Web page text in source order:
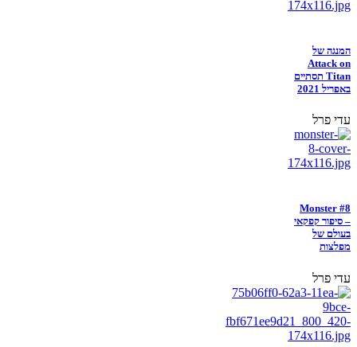
המנגה של
Attack on
Titan תסתיים
באפריל 2021
עדי פרל
Monster #8
– סיפור קפקאי
בעולם של
מפלצות
עדי פרל